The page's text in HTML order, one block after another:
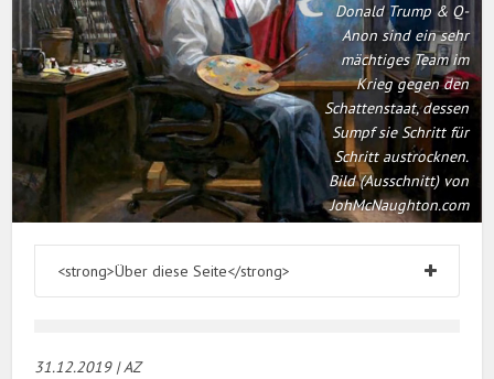
Donald Trump & Q-
Anon sind ein sehr
mächtiges Team im
Krieg gegen den
Schattenstaat, dessen
Sumpf sie Schritt für
Schritt austrocknen.
Bild (Ausschnitt) von
JohMcNaughton.com
<strong>Über diese Seite</strong>
31.12.2019 | AZ